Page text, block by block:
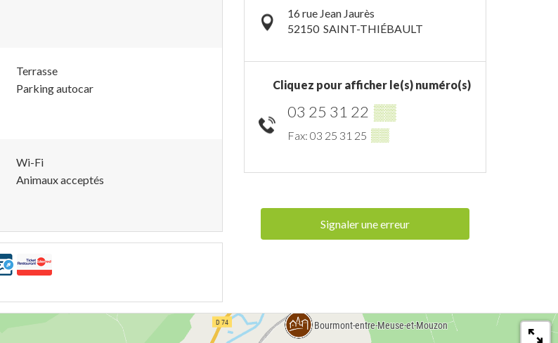
Terrasse
Parking autocar
Wi-Fi
Animaux acceptés
16 rue Jean Jaurès
52150 SAINT-THIÉBAULT
Cliquez pour afficher le(s) numéro(s)
03 25 31 22 ▒▒
Fax: 03 25 31 25 ▒▒
Signaler une erreur